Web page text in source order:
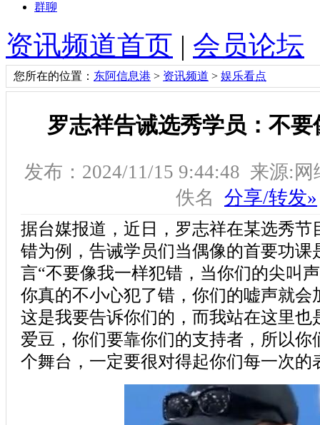
群聊
资讯频道首页 | 会员论坛
您所在的位置： 东阿信息港 > 资讯频道 > 娱乐看点
罗志祥告诫选秀学员：不
发布：2024/11/15 9:44:48 来源:
佚名 分享/转发»
据台媒报道，近日，罗志祥在某选秀节
错为例，告诫学员们当偶像的首要功课
言“不要像我一样犯错，当你们的尖叫
你真的不小心犯了错，你们的嘘声就会
这是我要告诉你们的，而我站在这里也
爱豆，你们要靠你们的支持者，所以你
个舞台，一定要很对得起你们每一次的